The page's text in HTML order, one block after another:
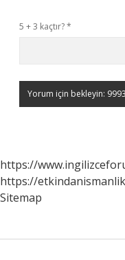
5 + 3 kaçtır?*
https://
https://
Sitemap